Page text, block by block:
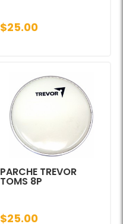
$25.00
PARCHE TREVOR
TOMS 8P
$25.00